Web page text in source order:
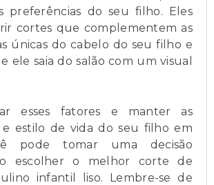
preferências do seu filho. Eles
cortes que complementem as
únicas do cabelo do seu filho e
ele saia do salão com um visual
esses fatores e manter as
e estilo de vida do seu filho em
pode tomar uma decisão
escolher o melhor corte de
infantil liso. Lembre-se de